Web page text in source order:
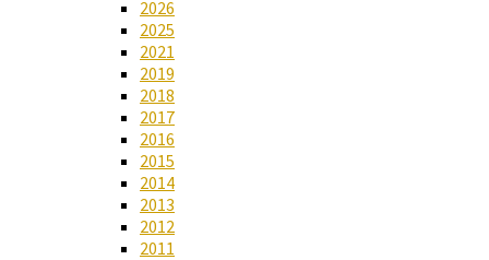
2026
2025
2021
2019
2018
2017
2016
2015
2014
2013
2012
2011